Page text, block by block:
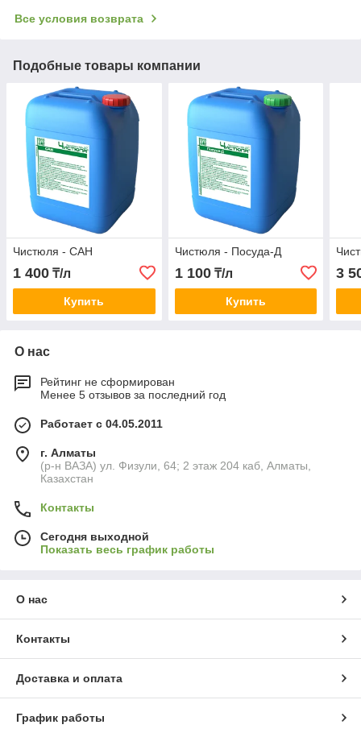
Все условия возврата
Подобные товары компании
Чистюля - САН
1 400 ₸/л
Купить
Чистюля - Посуда-Д
1 100₸/л
Купить
3
О нас
Рейтинг не сформирован
Менее 5 отзывов за последний год
Работает с 04.05.2011
г. Алматы
(р-н ВАЗА) ул. Физули, 64; 2 этаж 204 каб, Алматы,
Казахстан
Контакты
Сегодня выходной
Показать весь график работы
О нас
Контакты
Доставка и оплата
График работы